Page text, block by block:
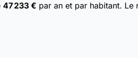
47 233 € par an et par habitant. Le